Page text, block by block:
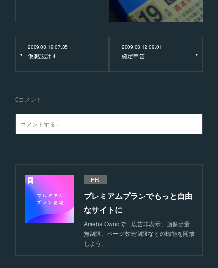
2009.03.19 07:35
仮想設計４
2009.03.12 09:01
確定申告
0コメント
PR
プレミアムプランでもっと自由
なサイトに
Ameba Owndで、広告非表示、画像容量
無制限、ページ数無制限などの機能を開放
しよう。